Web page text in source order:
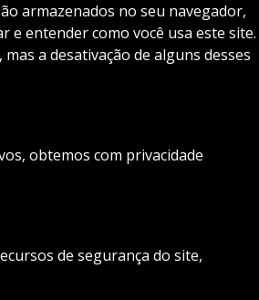
armazenados no seu navegador,
e entender como você usa este site.
a desativação de alguns desses
obtemos com privacidade
de segurança do site,